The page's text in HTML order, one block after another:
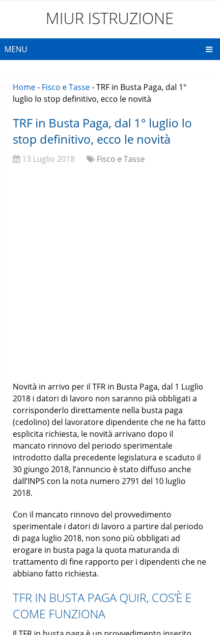
MIUR ISTRUZIONE
MENU
Home- Fisco e Tasse-TRF in Busta Paga, dal 1°
luglio lo stop definitivo, ecco le novità
TRF in Busta Paga, dal 1° luglio lo
stop definitivo, ecco le novità
13 Luglio 2018 Fisco e Tasse
Novità in arrivo per il TFR in Busta Paga, dal 1 Luglio
2018 i datori di lavoro non saranno pià obbligati a
corrisponderlo direttamente nella busta paga
(cedolino) del lavoratore dipendente che ne ha fatto
esplicita richiesta, le novità arrivano dopo il
mancato rinnovo del periodo sperimentale
introdotto dalla precedente legislatura e scaduto il
30 giungo 2018, l’annuncio è stato diffuso anche
dall’INPS con la nota numero 2791 del 10 luglio
2018.
Con il mancato rinnovo del provvedimento
sperimentale i datori di lavoro a partire dal periodo
di paga luglio 2018, non sono più obbligati ad
erogare in busta paga la quota maturanda di
trattamento di fine rapporto per i dipendenti che ne
abbiano fatto richiesta.
TFR IN BUSTA PAGA QUIR, COS’È E
COME FUNZIONA